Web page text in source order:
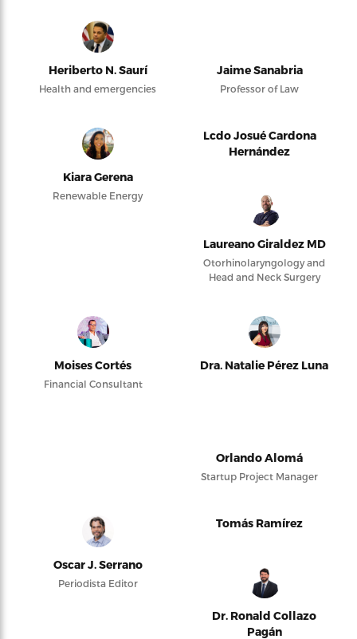
Heriberto N. Saurí
Health and emergencies
Jaime Sanabria
Professor of Law
Kiara Gerena
Renewable Energy
Lcdo Josué Cardona
Hernández
Laureano Giraldez MD
Otorhinolaryngology and
Head and Neck Surgery
Moises Cortés
Financial Consultant
Dra. Natalie Pérez Luna
Orlando Alomá
Startup Project Manager
Oscar J. Serrano
Periodista Editor
Tomás Ramírez
Dr. Ronald Collazo
Pagán